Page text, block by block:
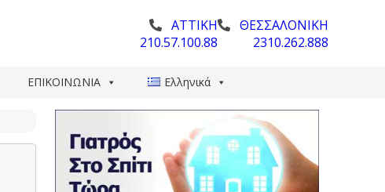
ΑΤΤΙΚΗ
210.57.100.88
ΘΕΣΣΑΛΟΝΙΚΗ
2310.262.888
ΕΠΙΚΟΙΝΩΝΙΑ Ελληνικά